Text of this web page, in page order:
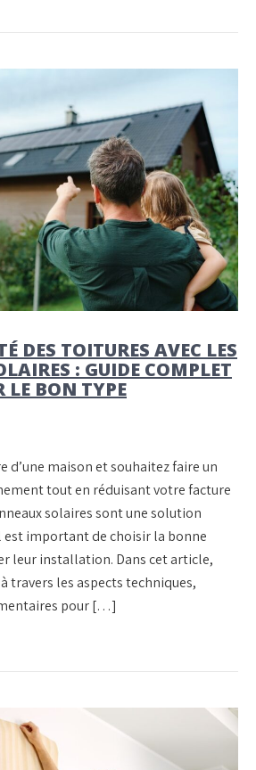
DES TOITURES AVEC LES
: GUIDE COMPLET
LE BON TYPE
d’une maison et souhaitez faire un
tout en réduisant votre facture
solaires sont une solution
est important de choisir la bonne
leur installation. Dans cet article,
travers les aspects techniques,
pour […]